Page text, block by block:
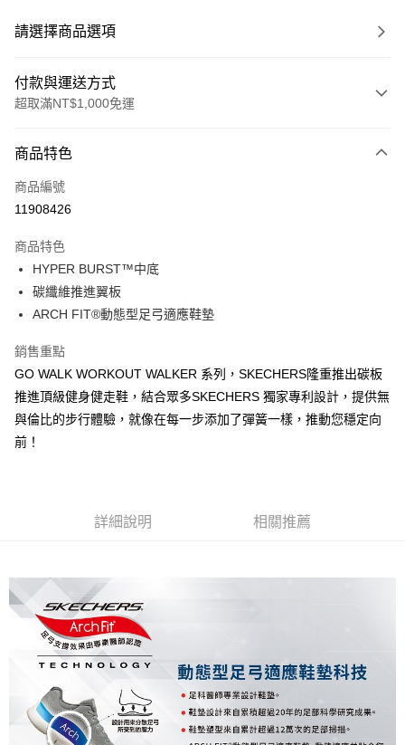
請選擇商品選項
付款與運送方式
超取滿NT$1,000免運
信用卡一次付款
超商取貨付款
運送方式
全家取貨付款
每筆NT$60，滿NT$1,000(含以上)免運費
每筆NT$60，滿NT$1,000(含以上)免運費
宅配
每筆NT$80，滿NT$1,000(含以上)免運費
商品特色
商品編號
11908426
商品特色
HYPER BURST™中底
碳纖維推進翼板
ARCH FIT®動態型足弓適應鞋墊
銷售重點
GO WALK WORKOUT WALKER 系列，SKECHERS隆重推出碳板
推進頂級健身健走鞋，結合眾多SKECHERS 獨家專利設計，提供無
與倫比的步行體驗，就像在每一步添加了彈簧一樣，推動您穩定向
前！
詳細說明 相關推薦